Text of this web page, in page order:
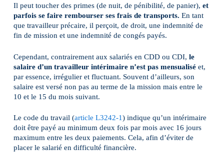
Il peut toucher des primes (de nuit, de pénibilité, de panier), et
parfois se faire rembourser ses frais de transports. En tant
que travailleur précaire, il perçoit, de droit, une indemnité de
fin de mission et une indemnité de congés payés.
Cependant, contrairement aux salariés en CDD ou CDI, le
salaire d’un travailleur intérimaire n’est pas mensualiséet,
par essence, irrégulier et fluctuant. Souvent d’ailleurs, son
salaire est versé non pas au terme de la mission mais entre le
10 et le 15 du mois suivant.
Le code du travail (article L3242-1) indique qu’un intérimaire
doit être payé au minimum deux fois par mois avec 16 jours
maximum entre les deux paiements. Cela, afin d’éviter de
placer le salarié en difficulté financière.